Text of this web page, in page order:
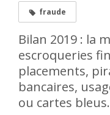
fraude
Bilan 2019 : la
escroqueries
placements,
bancaires,
ou cartes